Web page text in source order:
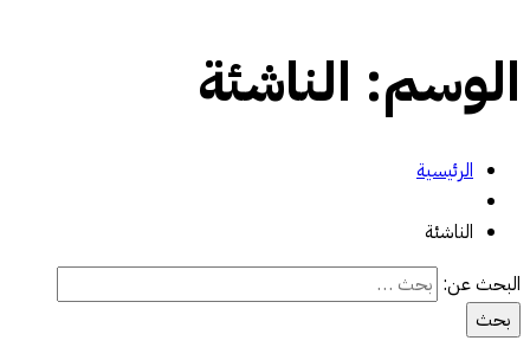
الوسم: الناشئة
الرئيسية
الناشئة
البحث عن: